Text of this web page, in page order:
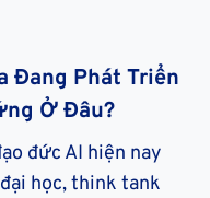
Đang Phát Triển
Ở Đâu?
đức AI hiện nay
học, think tank